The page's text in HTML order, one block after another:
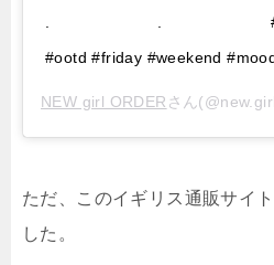
.⠀⠀⠀⠀⠀⠀⠀⠀⠀ .⠀⠀⠀⠀⠀⠀⠀⠀⠀
#ootd #friday #weekend
NEW girl ORDER さん
ただ、このイギリス通販サイ
した。